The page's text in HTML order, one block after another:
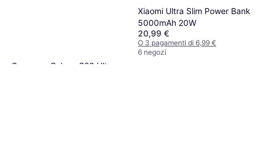
Samsung Galaxy S26 Ultra
Xiaomi Ultra Slim Power Bank
5000mAh 20W
20,99 €
O 3 pagamenti di 6,99 €
6 negozi